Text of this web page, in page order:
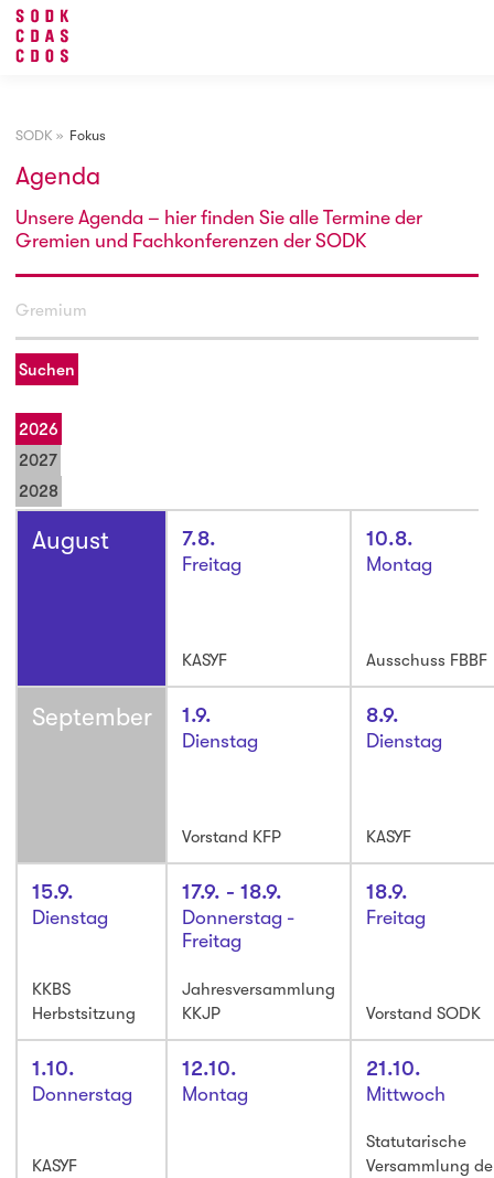
SODK » Fokus
Agenda
Unsere Agenda – hier finden Sie alle Termine der
Gremien und Fachkonferenzen der SODK
Suchen
2026
2027
2028
August 7.8.
Freitag
KASYF
10.8.
Montag
Ausschuss FBBF
September 1.9.
Dienstag
Vorstand KFP
8.9.
Dienstag
KASYF
15.9.
Dienstag
KKBS
Herbstsitzung
17.9. - 18.9.
Donnerstag -
Freitag
Jahresversammlung
KKJP
18.9.
Freitag
Vorstand SODK
1.10.
Donnerstag
KASYF
12.10.
Montag
21.10.
Mittwoch
Statutarische
Versammlung